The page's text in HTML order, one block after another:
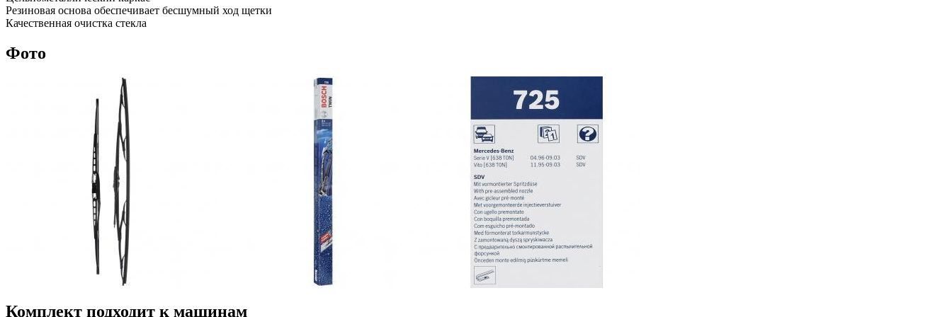
Резиновая основа обеспечивает бесшумный ход щетки
Качественная очистка стекла
Фото
Комплект подходит к машинам